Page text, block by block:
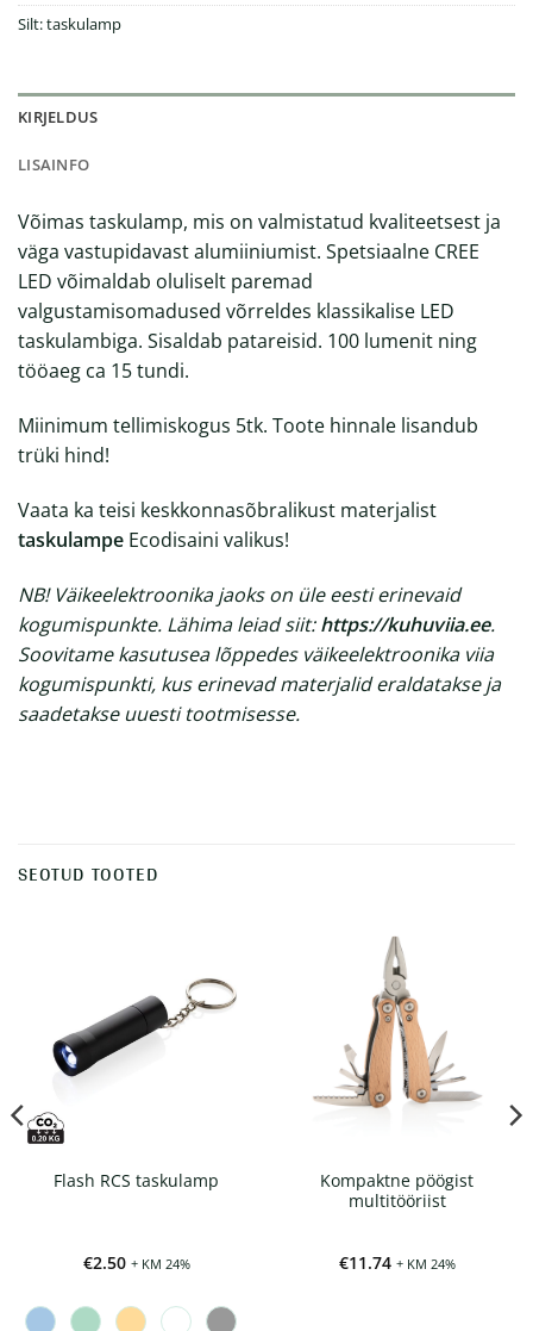
Silt:taskulamp
KIRJELDUS
LISAINFO
Võimas taskulamp, mis on valmistatud kvaliteetsest ja
väga vastupidavast alumiiniumist. Spetsiaalne CREE
LED võimaldab oluliselt paremad
valgustamisomadused võrreldes klassikalise LED
taskulambiga. Sisaldab patareisid. 100 lumenit ning
tööaeg ca 15 tundi.
Miinimum tellimiskogus 5tk. Toote hinnale lisandub
trüki hind!
Vaata ka teisi keskkonnasõbralikust materjalist
taskulampe Ecodisaini valikus!
NB! Väikeelektroonika jaoks on üle eesti erinevaid
kogumispunkte. Lähima leiad siit:https://kuhuviia.ee.
Soovitame kasutusea lõppedes väikeelektroonika viia
kogumispunkti, kus erinevad materjalid eraldatakse ja
saadetakse uuesti tootmisesse.
SEOTUD TOOTED
Flash RCS taskulamp
€2.50 + KM 24%
Kompaktne pöögist
multitööriist
€11.74 + KM 24%